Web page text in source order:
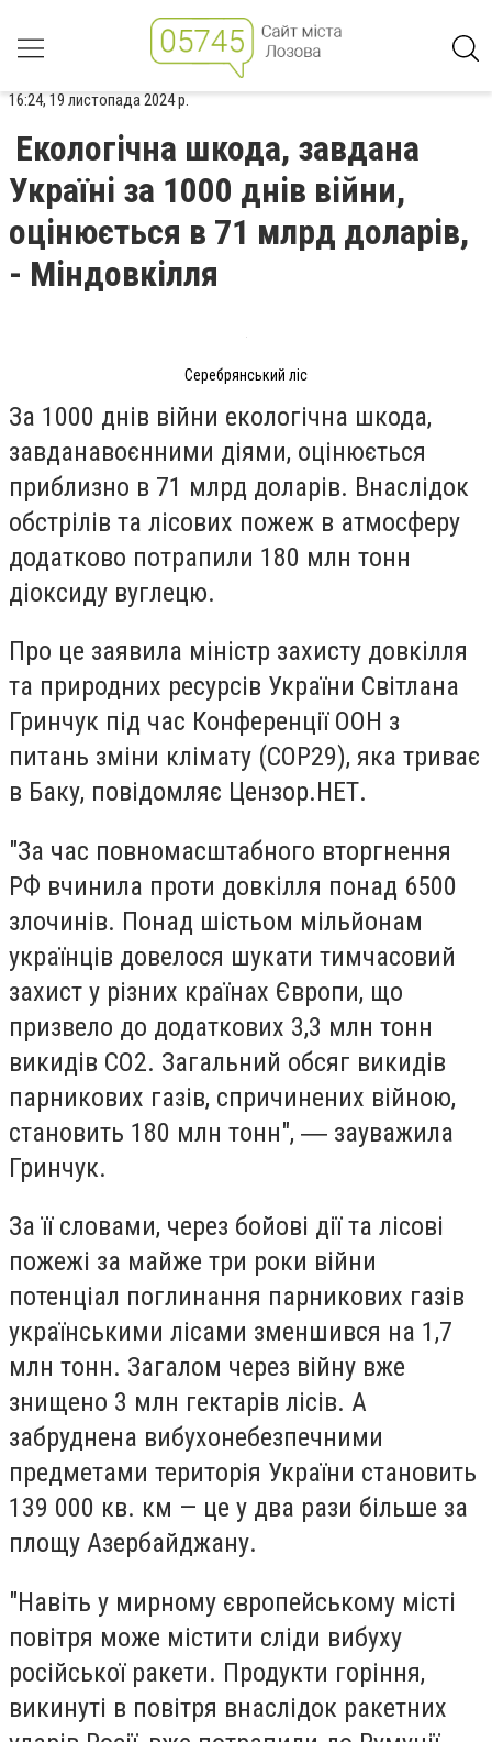
16:24, 19 листопада 2024 р.
Екологічна шкода, завдана
Україні за 1000 днів війни,
оцінюється в 71 млрд доларів,
- Міндовкілля
Серебрянський ліс
За 1000 днів війни екологічна шкода,
завданавоєнними діями, оцінюється
приблизно в 71 млрд доларів. Внаслідок
обстрілів та лісових пожеж в атмосферу
додатково потрапили 180 млн тонн
діоксиду вуглецю.
Про це заявила міністр захисту довкілля
та природних ресурсів України Світлана
Гринчук під час Конференції ООН з
питань зміни клімату (COP29), яка триває
в Баку, повідомляє Цензор.НЕТ.
"За час повномасштабного вторгнення
РФ вчинила проти довкілля понад 6500
злочинів. Понад шістьом мільйонам
українців довелося шукати тимчасовий
захист у різних країнах Європи, що
призвело до додаткових 3,3 млн тонн
викидів СО2. Загальний обсяг викидів
парникових газів, спричинених війною,
становить 180 млн тонн", ― зауважила
Гринчук.
За її словами, через бойові дії та лісові
пожежі за майже три роки війни
потенціал поглинання парникових газів
українськими лісами зменшився на 1,7
млн тонн. Загалом через війну вже
знищено 3 млн гектарів лісів. А
забруднена вибухонебезпечними
предметами територія України становить
139 000 кв. км — це у два рази більше за
площу Азербайджану.
"Навіть у мирному європейському місті
повітря може містити сліди вибуху
російської ракети. Продукти горіння,
викинуті в повітря внаслідок ракетних